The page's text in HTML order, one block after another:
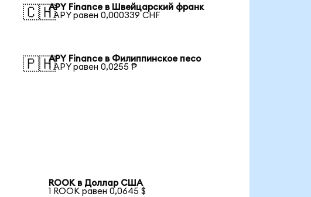
🇨🇭APY Finance в Швейцарский франк
1 APY равен 0,000339 CHF
🇵🇭APY Finance в Филиппинское песо
1 APY равен 0,0255 ₱
ROOK в Доллар США
1 ROOK равен 0,0645 $